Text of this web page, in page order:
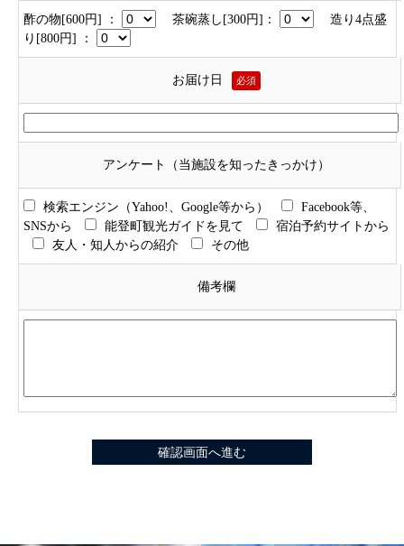
酢の物[600円] ： 茶碗蒸し[300円]：
造り4点盛
り[800円] ：
お届け日 必須
アンケート（当施設を知ったきっかけ）
検索エンジン（Yahoo!、Google等から）
Facebook等、
SNSから
能登町観光ガイドを見て
宿泊予約サイトから
友人・知人からの紹介
その他
備考欄